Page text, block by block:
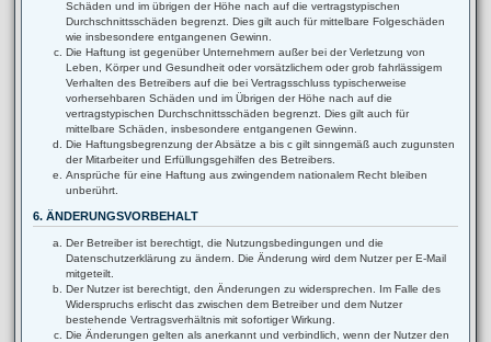
Schäden und im übrigen der Höhe nach auf die vertragstypischen
Durchschnittsschäden begrenzt. Dies gilt auch für mittelbare Folgeschäden
wie insbesondere entgangenen Gewinn.
Die Haftung ist gegenüber Unternehmern außer bei der Verletzung von
Leben, Körper und Gesundheit oder vorsätzlichem oder grob fahrlässigem
Verhalten des Betreibers auf die bei Vertragsschluss typischerweise
vorhersehbaren Schäden und im Übrigen der Höhe nach auf die
vertragstypischen Durchschnittsschäden begrenzt. Dies gilt auch für
mittelbare Schäden, insbesondere entgangenen Gewinn.
Die Haftungsbegrenzung der Absätze a bis c gilt sinngemäß auch zugunsten
der Mitarbeiter und Erfüllungsgehilfen des Betreibers.
Ansprüche für eine Haftung aus zwingendem nationalem Recht bleiben
unberührt.
6. ÄNDERUNGSVORBEHALT
Der Betreiber ist berechtigt, die Nutzungsbedingungen und die
Datenschutzerklärung zu ändern. Die Änderung wird dem Nutzer per E-Mail
mitgeteilt.
Der Nutzer ist berechtigt, den Änderungen zu widersprechen. Im Falle des
Widerspruchs erlischt das zwischen dem Betreiber und dem Nutzer
bestehende Vertragsverhältnis mit sofortiger Wirkung.
Die Änderungen gelten als anerkannt und verbindlich, wenn der Nutzer den